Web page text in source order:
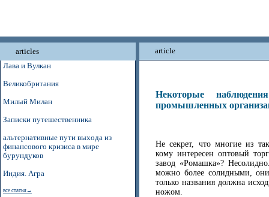
articles
Лава и Вулкан
Великобритания
Милый Милан
Записки путешественника
альтернативные пути выхода из
финансового кризиса в мире
бурундуков
Индия. Агра
все статьи→
article
Некоторые
промышленных
Не секрет, что многие из
кому интересен оптовый
завод «Ромашка»?
можно более солидными,
только названия должна
ножом.